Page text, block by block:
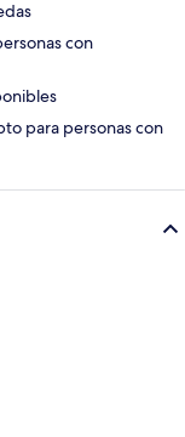
con
para personas con